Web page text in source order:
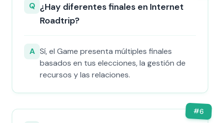
Q ¿Hay diferentes finales en Internet
Roadtrip?
A Sí, el Game presenta múltiples finales
basados en tus elecciones, la gestión de
recursos y las relaciones.
#6